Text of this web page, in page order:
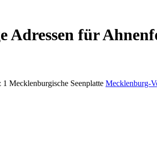
Adressen für
1 Mecklenburgische Seenplatte Mecklenburg-